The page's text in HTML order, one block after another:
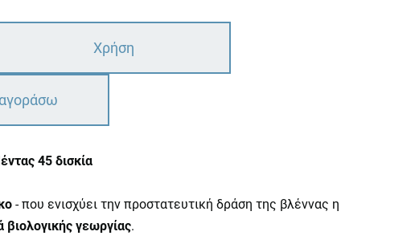
Χρήση
45 δισκία
- που ενισχύει την προστατευτική δράση της βλέννας η
βιολογικής γεωργίας.